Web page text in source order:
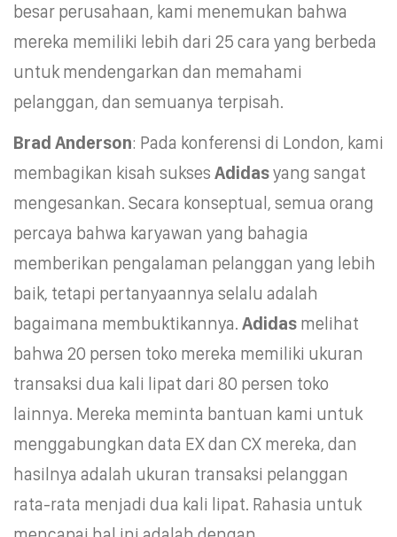
besar perusahaan, kami menemukan bahwa
mereka memiliki lebih dari 25 cara yang berbeda
untuk mendengarkan dan memahami
pelanggan, dan semuanya terpisah.
Brad Anderson: Pada konferensi di London, kami
membagikan kisah sukses Adidasyang sangat
mengesankan. Secara konseptual, semua orang
percaya bahwa karyawan yang bahagia
memberikan pengalaman pelanggan yang lebih
baik, tetapi pertanyaannya selalu adalah
bagaimana membuktikannya. Adidas melihat
bahwa 20 persen toko mereka memiliki ukuran
transaksi dua kali lipat dari 80 persen toko
lainnya. Mereka meminta bantuan kami untuk
menggabungkan data EX dan CX mereka, dan
hasilnya adalah ukuran transaksi pelanggan
rata-rata menjadi dua kali lipat. Rahasia untuk